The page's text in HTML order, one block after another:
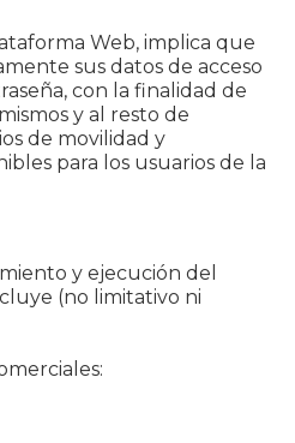
Web, implica que
sus datos de acceso
con la finalidad de
y al resto de
de movilidad y
para los usuarios de la
y ejecución del
(no limitativo ni